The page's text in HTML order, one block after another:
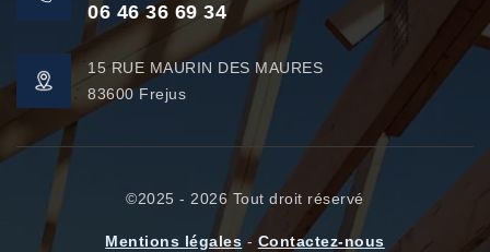
06 46 36 69 34
15 RUE MAURIN DES MAURES
83600 Frejus
©2025 - 2026 Tout droit réservé
Mentions légales - Contactez-nous